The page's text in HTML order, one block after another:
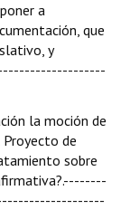
a
que
y
la moción de
de
sobre